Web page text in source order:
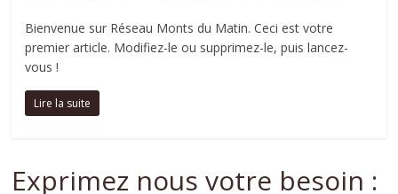
Bienvenue sur Réseau Monts du Matin. Ceci est votre
premier article. Modifiez-le ou supprimez-le, puis lancez-
vous !
Lire la suite
Exprimez nous votre besoin :